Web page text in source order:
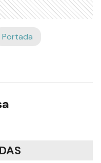
Portada